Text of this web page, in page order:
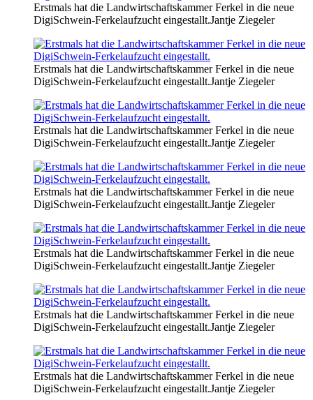
Erstmals hat die Landwirtschaftskammer Ferkel in die neue
DigiSchwein-Ferkelaufzucht eingestallt.Jantje Ziegeler
Erstmals hat die Landwirtschaftskammer Ferkel in die neue
DigiSchwein-Ferkelaufzucht eingestallt.Jantje Ziegeler
Erstmals hat die Landwirtschaftskammer Ferkel in die neue
DigiSchwein-Ferkelaufzucht eingestallt.Jantje Ziegeler
Erstmals hat die Landwirtschaftskammer Ferkel in die neue
DigiSchwein-Ferkelaufzucht eingestallt.Jantje Ziegeler
Erstmals hat die Landwirtschaftskammer Ferkel in die neue
DigiSchwein-Ferkelaufzucht eingestallt.Jantje Ziegeler
Erstmals hat die Landwirtschaftskammer Ferkel in die neue
DigiSchwein-Ferkelaufzucht eingestallt.Jantje Ziegeler
Erstmals hat die Landwirtschaftskammer Ferkel in die neue
DigiSchwein-Ferkelaufzucht eingestallt.Jantje Ziegeler